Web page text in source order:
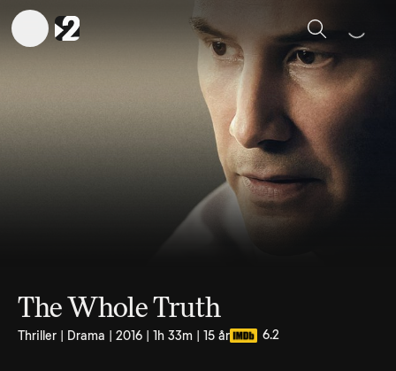
Sök
The Whole Truth
Thriller | Drama | 2016 | 1h 33m | 15 år 6.2